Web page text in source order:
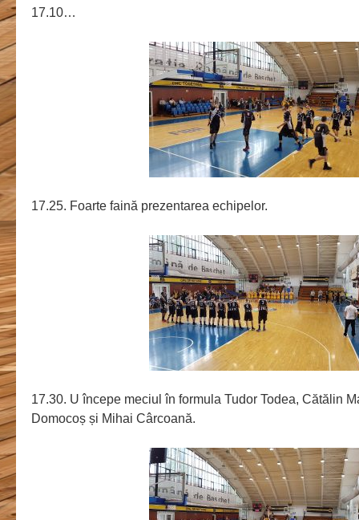
17.10…
17.25. Foarte faină prezentarea echipelor.
17.30. U începe meciul în formula Tudor Todea, Cătălin
Domocoș și Mihai Cârcoană.